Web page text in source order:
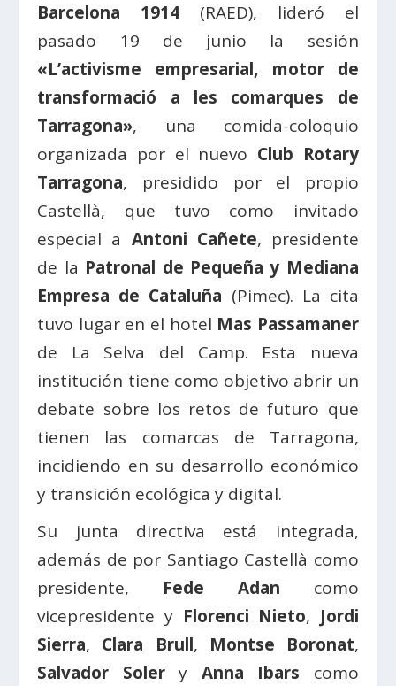
Barcelona 1914 (RAED), lideró el
pasado 19 de junio la sesión
«L’activisme empresarial, motor de
transformació a les comarques de
Tarragona», una comida-coloquio
organizada por el nuevo Club Rotary
Tarragona, presidido por el propio
Castellà, que tuvo como invitado
especial a Antoni Cañete, presidente
de la Patronal de Pequeña y Mediana
Empresa de Cataluña (Pimec). La cita
tuvo lugar en el hotel Mas Passamaner
de La Selva del Camp. Esta nueva
institución tiene como objetivo abrir un
debate sobre los retos de futuro que
tienen las comarcas de Tarragona,
incidiendo en su desarrollo económico
y transición ecológica y digital.
Su junta directiva está integrada,
además de por Santiago Castellà como
presidente, Fede Adan como
vicepresidente y Florenci Nieto, Jordi
Sierra, Clara Brull, Montse Boronat,
Salvador Solery Anna Ibars como